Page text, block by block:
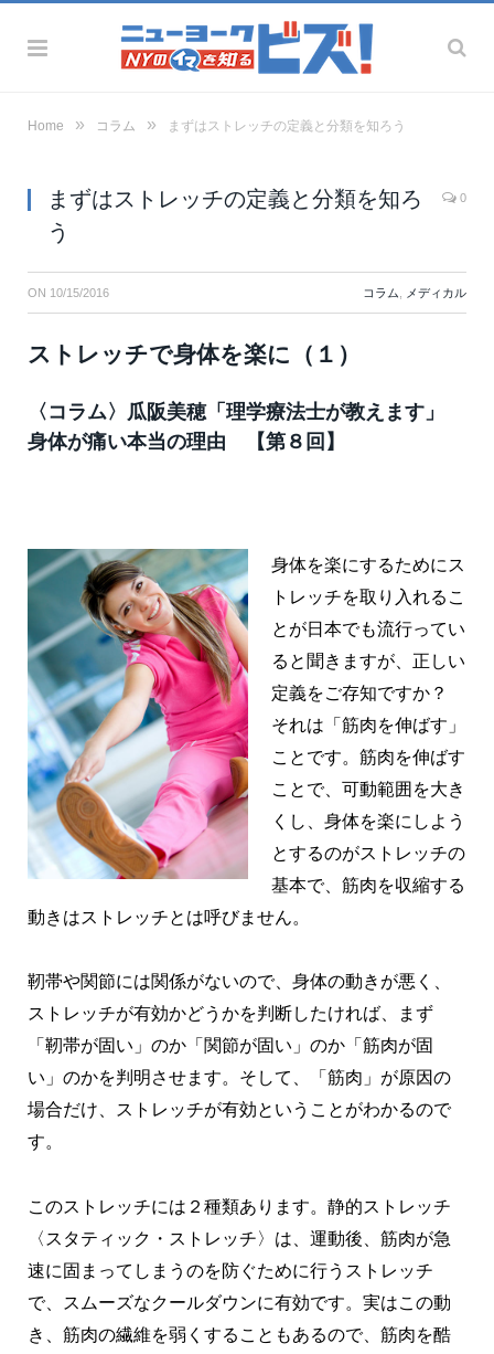
Home » コラム » まずはストレッチの定義と分類を知ろう
まずはストレッチの定義と分類を知ろ
う
0
ON 10/15/2016 コラム メディカル
ストレッチで身体を楽に（１）
〈コラム〉瓜阪美穂「理学療法士が教えます」
身体が痛い本当の理由 【第８回】
身体を楽にするためにス
トレッチを取り入れるこ
とが日本でも流行ってい
ると聞きますが、正しい
定義をご存知ですか？
それは「筋肉を伸ばす」
ことです。筋肉を伸ばす
ことで、可動範囲を大き
くし、身体を楽にしよう
とするのがストレッチの
基本で、筋肉を収縮する
動きはストレッチとは呼びません。
靭帯や関節には関係がないので、身体の動きが悪く、
ストレッチが有効かどうかを判断したければ、まず
「靭帯が固い」のか「関節が固い」のか「筋肉が固
い」のかを判明させます。そして、「筋肉」が原因の
場合だけ、ストレッチが有効ということがわかるので
す。
このストレッチには２種類あります。静的ストレッチ
〈スタティック・ストレッチ〉は、運動後、筋肉が急
速に固まってしまうのを防ぐために行うストレッチ
で、スムーズなクールダウンに有効です。実はこの動
き、筋肉の繊維を弱くすることもあるので、筋肉を酷